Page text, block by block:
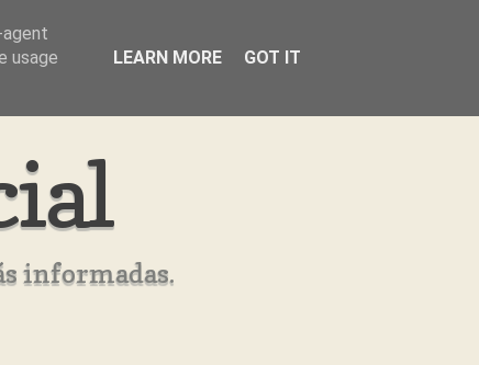
informadas.
usage
LEARN MORE GOT IT